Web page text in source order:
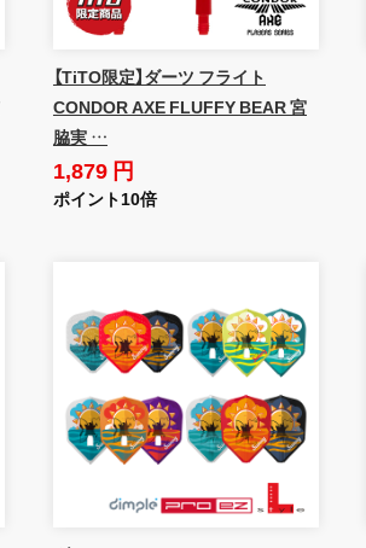
【TiTO限定】ダーツ フライト
CONDOR AXE FLUFFY BEAR 宮
脇実 …
1,879 円
ポイント10倍